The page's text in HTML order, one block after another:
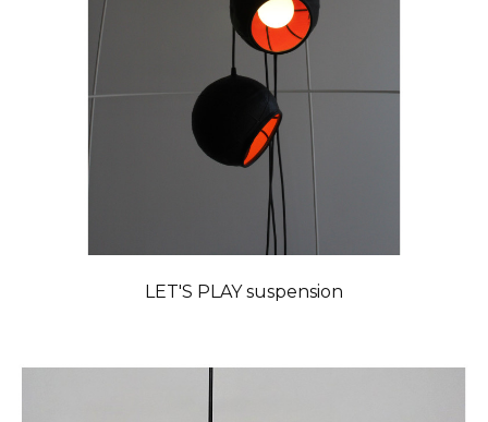
LET'S PLAY suspension